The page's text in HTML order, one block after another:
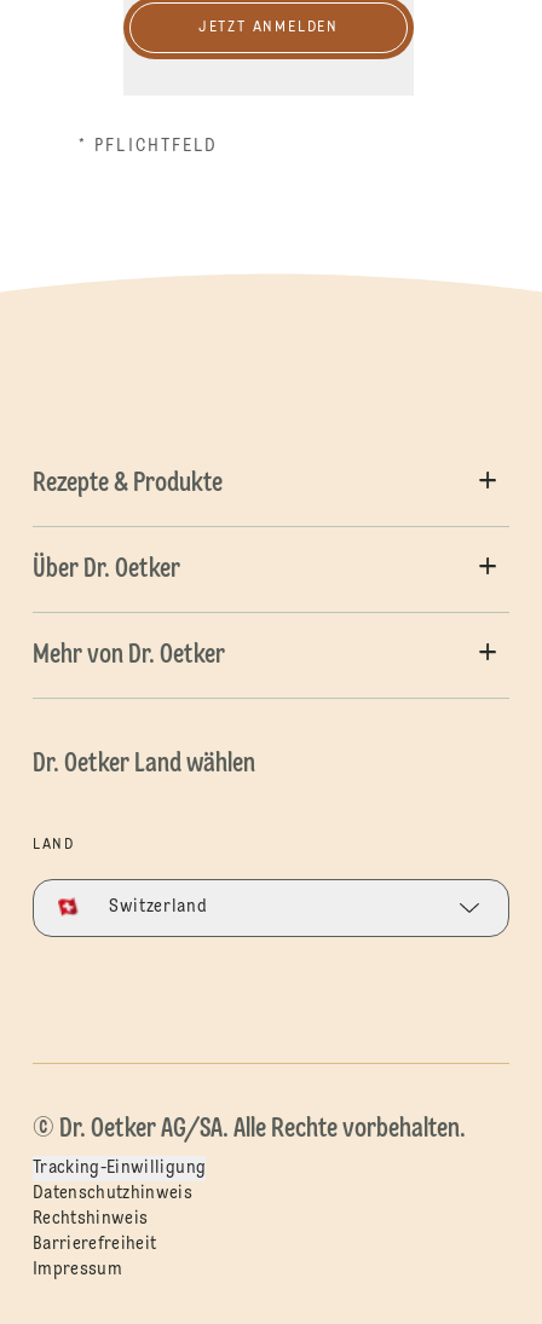
JETZT ANMELDEN
* PFLICHTFELD
Rezepte & Produkte
Über Dr. Oetker
Mehr von Dr. Oetker
Dr. Oetker Land wählen
LAND
Switzerland
© Dr. Oetker AG/SA. Alle Rechte vorbehalten.
Tracking-Einwilligung
Datenschutzhinweis
Rechtshinweis
Barrierefreiheit
Impressum